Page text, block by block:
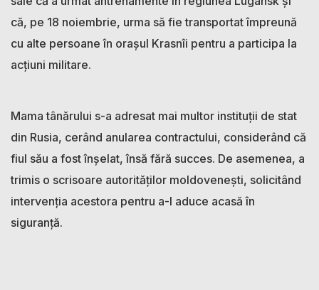
că, pe 18 noiembrie, urma să fie transportat împreună
cu alte persoane în orașul Krasnîi pentru a participa la
acțiuni militare.
Mama tânărului s-a adresat mai multor instituții de stat
din Rusia, cerând anularea contractului, considerând că
fiul său a fost înșelat, însă fără succes. De asemenea, a
trimis o scrisoare autorităților moldovenești, solicitând
intervenția acestora pentru a-l aduce acasă în
siguranță.